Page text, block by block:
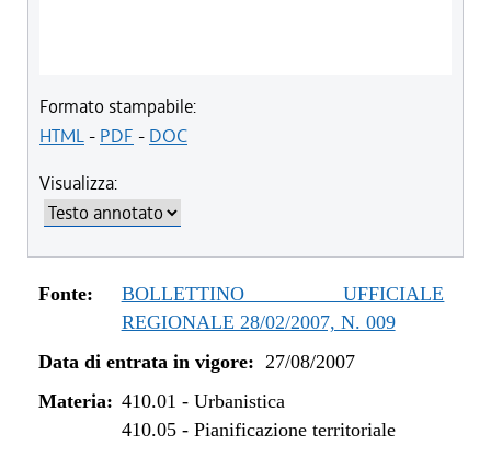
Formato stampabile:
HTML- PDF - DOC
Visualizza:
Fonte:
BOLLETTINO UFFICIALE
REGIONALE 28/02/2007, N. 009
Data di entrata in vigore: 27/08/2007
Materia: 410.01 - Urbanistica
410.05- Pianificazione territoriale